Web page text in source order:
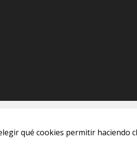
qué cookies permitir haciendo